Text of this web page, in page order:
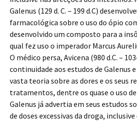
Galenus (129 d. C. – 199 d.C)
farmacológica sobre o uso do ópio
desenvolvido um composto para a
qual fez uso o imperador Marcus
O médico persa, Avicena (980 d.C. –
continuidade aos estudos de Galenus
vasta teoria sobre as dores e os seus
tratamentos, dentre os quase o uso
Galenus já advertia em seus estudos
de doses excessivas da droga,